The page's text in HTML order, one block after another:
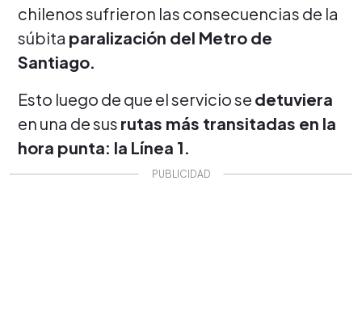
chilenos sufrieron las consecuencias de la
súbita paralización del Metro de
Santiago.
Esto luego de que el servicio se detuviera
en una de sus rutas más transitadas en la
hora punta: la Línea 1.